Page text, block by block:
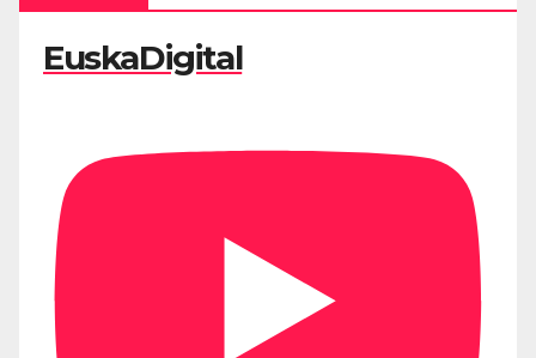
EuskaDigital